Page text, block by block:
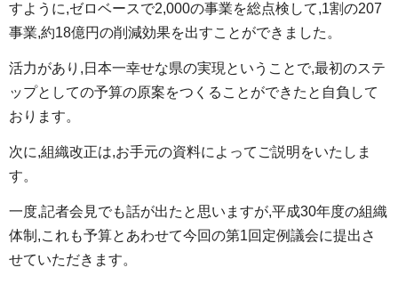
すように,ゼロベースで2,000の事業を総点検して,1割の207
事業,約18億円の削減効果を出すことができました。
活力があり,日本一幸せな県の実現ということで,最初のステ
ップとしての予算の原案をつくることができたと自負して
おります。
次に,組織改正は,お手元の資料によってご説明をいたしま
す。
一度,記者会見でも話が出たと思いますが,平成30年度の組織
体制,これも予算とあわせて今回の第1回定例議会に提出さ
せていただきます。